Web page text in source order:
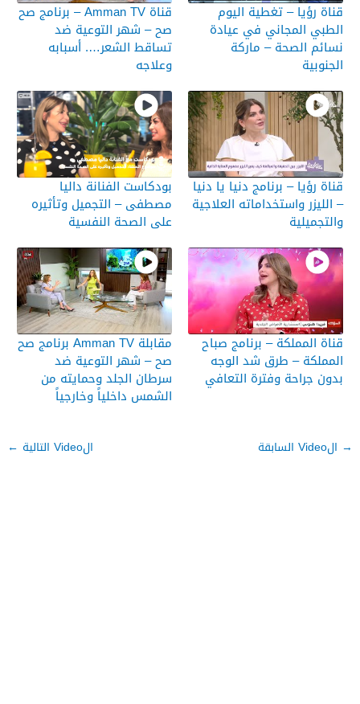
قناة رؤيا – تغطية اليوم
الطبي المجاني في عيادة
نسائم الصحة – ماركة
الجنوبية
قناة Amman TV – برنامج صح
صح – شهر التوعية ضد
تساقط الشعر…. أسبابه
وعلاجه
قناة رؤيا – برنامج دنيا يا دنيا
– الليزر واستخداماته العلاجية
والتجميلية
بودكاست الفنانة داليا
مصطفى – التجميل وتأثيره
على الصحة النفسية
قناة المملكة – برنامج صباح
المملكة – طرق شد الوجه
بدون جراحة وفترة التعافي
مقابلة Amman TV برنامج صح
صح – شهر التوعية ضد
سرطان الجلد وحمايته من
الشمس داخلياً وخارجياً
→ الVideo السابقة الVideo التالية ←